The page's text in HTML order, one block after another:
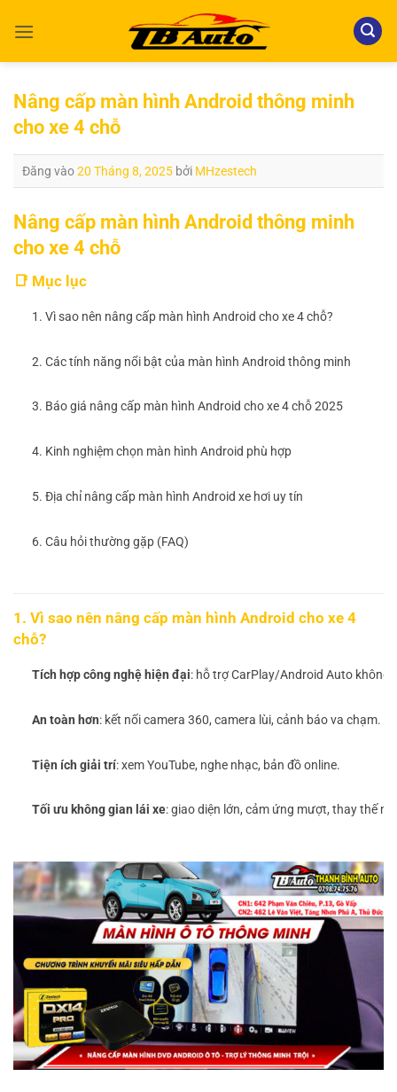
qua
Nâng cấp màn hình Android thông minh
cho xe 4 chỗ
Đăng vào20 Tháng 8, 2025 bởi MHzestech
Nâng cấp màn hình Android thông minh
cho xe 4 chỗ
📑 Mục lục
1. Vì sao nên nâng cấp màn hình Android cho xe 4 chỗ?
2. Các tính năng nổi bật của màn hình Android thông minh
3. Báo giá nâng cấp màn hình Android cho xe 4 chỗ 2025
4. Kinh nghiệm chọn màn hình Android phù hợp
5. Địa chỉ nâng cấp màn hình Android xe hơi uy tín
6. Câu hỏi thường gặp (FAQ)
1. Vì sao nên nâng cấp màn hình Android cho xe 4
chỗ?
Tích hợp công nghệ hiện đại: hỗ trợ CarPlay/Android Auto không
An toàn hơn: kết nối camera 360, camera lùi, cảnh báo va chạm.
Tiện ích giải trí: xem YouTube, nghe nhạc, bản đồ online.
Tối ưu không gian lái xe: giao diện lớn, cảm ứng mượt, thay thế